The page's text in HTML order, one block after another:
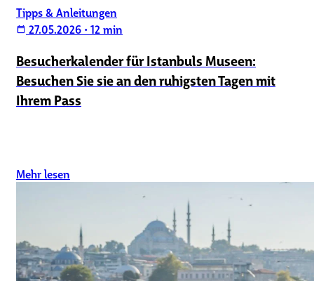
Tipps & Anleitungen
calendar_today 27.05.2026 • 12 min
Besucherkalender für Istanbuls Museen:
Besuchen Sie sie an den ruhigsten Tagen mit
Ihrem Pass
Mehr lesen